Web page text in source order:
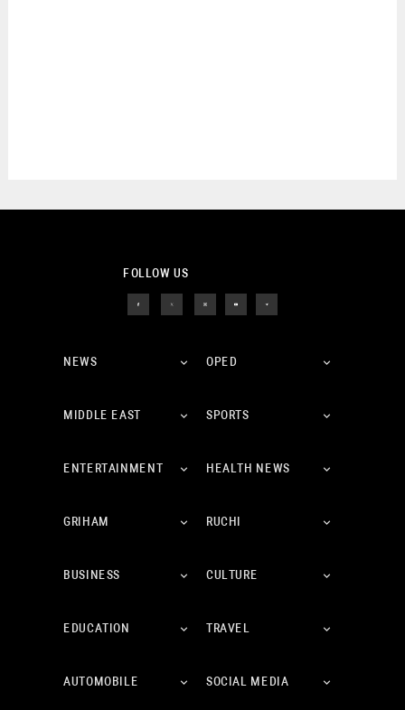
FOLLOW US
NEWS OPED
MIDDLE EAST SPORTS
ENTERTAINMENT HEALTH NEWS
GRIHAM RUCHI
BUSINESS CULTURE
EDUCATION TRAVEL
AUTOMOBILE SOCIAL MEDIA